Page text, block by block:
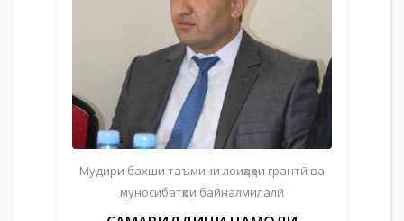
Мудири бахши таъмини лоиҳаҳои грантӣ ва
муносибатҳои байналмилалӣ